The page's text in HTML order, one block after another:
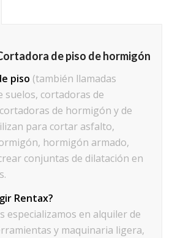
de piso de hormigón
piso (también llamadas
suelos, cortadoras de
de hormigón y de
para cortar asfalto,
hormigón armado,
conjuntas de dilatación en
Rentax?
especializamos en alquiler de
y maquinaria ligera,